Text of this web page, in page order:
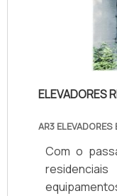
ELEVADORES
AR3 ELEVADORES
Com o